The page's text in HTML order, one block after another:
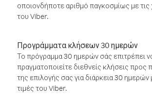
οποιονδήποτε αριθμό παγκοσμίως με τις
του Viber.
Προγράμματα κλήσεων 30 ημερών
Το πρόγραμμα 30 ημερών σάς επιτρέπει
πραγματοποιείτε διεθνείς κλήσεις προς
της επιλογής σας για διάρκεια 30 ημερών
τιμές του Viber.